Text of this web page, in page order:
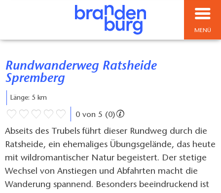
MENÜ
Rundwanderweg Ratsheide
Spremberg
Länge: 5 km
0 von 5 (0)
Abseits des Trubels führt dieser Rundweg durch die
Ratsheide, ein ehemaliges Übungsgelände, das heute
mit wildromantischer Natur begeistert. Der stetige
Wechsel von Anstiegen und Abfahrten macht die
Wanderung spannend. Besonders beeindruckend ist